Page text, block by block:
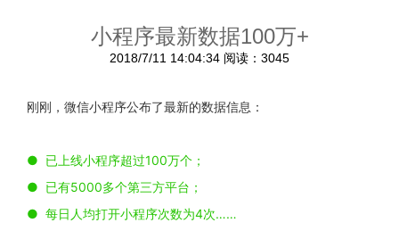
小程序最新数据100万+
2018/7/11 14:04:34 阅读：3045
刚刚，微信小程序公布了最新的数据信息：
● 已上线小程序超过100万个；
● 已有5000多个第三方平台；
● 每日人均打开小程序次数为4次……